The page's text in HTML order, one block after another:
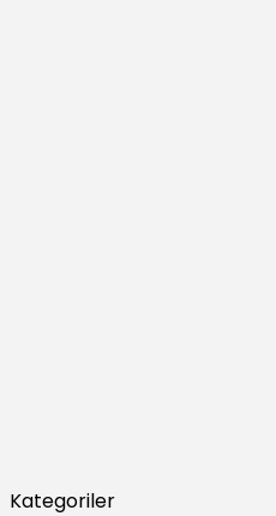
Kategoriler